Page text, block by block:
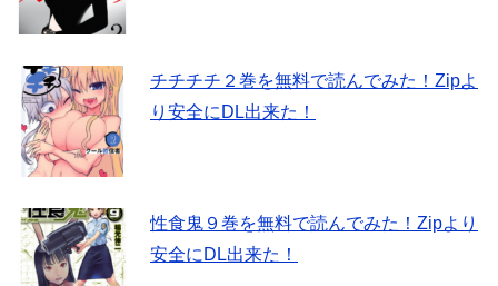
チチチチ２巻を無料で読んでみた！Zipよ
り安全にDL出来た！
性食鬼９巻を無料で読んでみた！Zipより
安全にDL出来た！